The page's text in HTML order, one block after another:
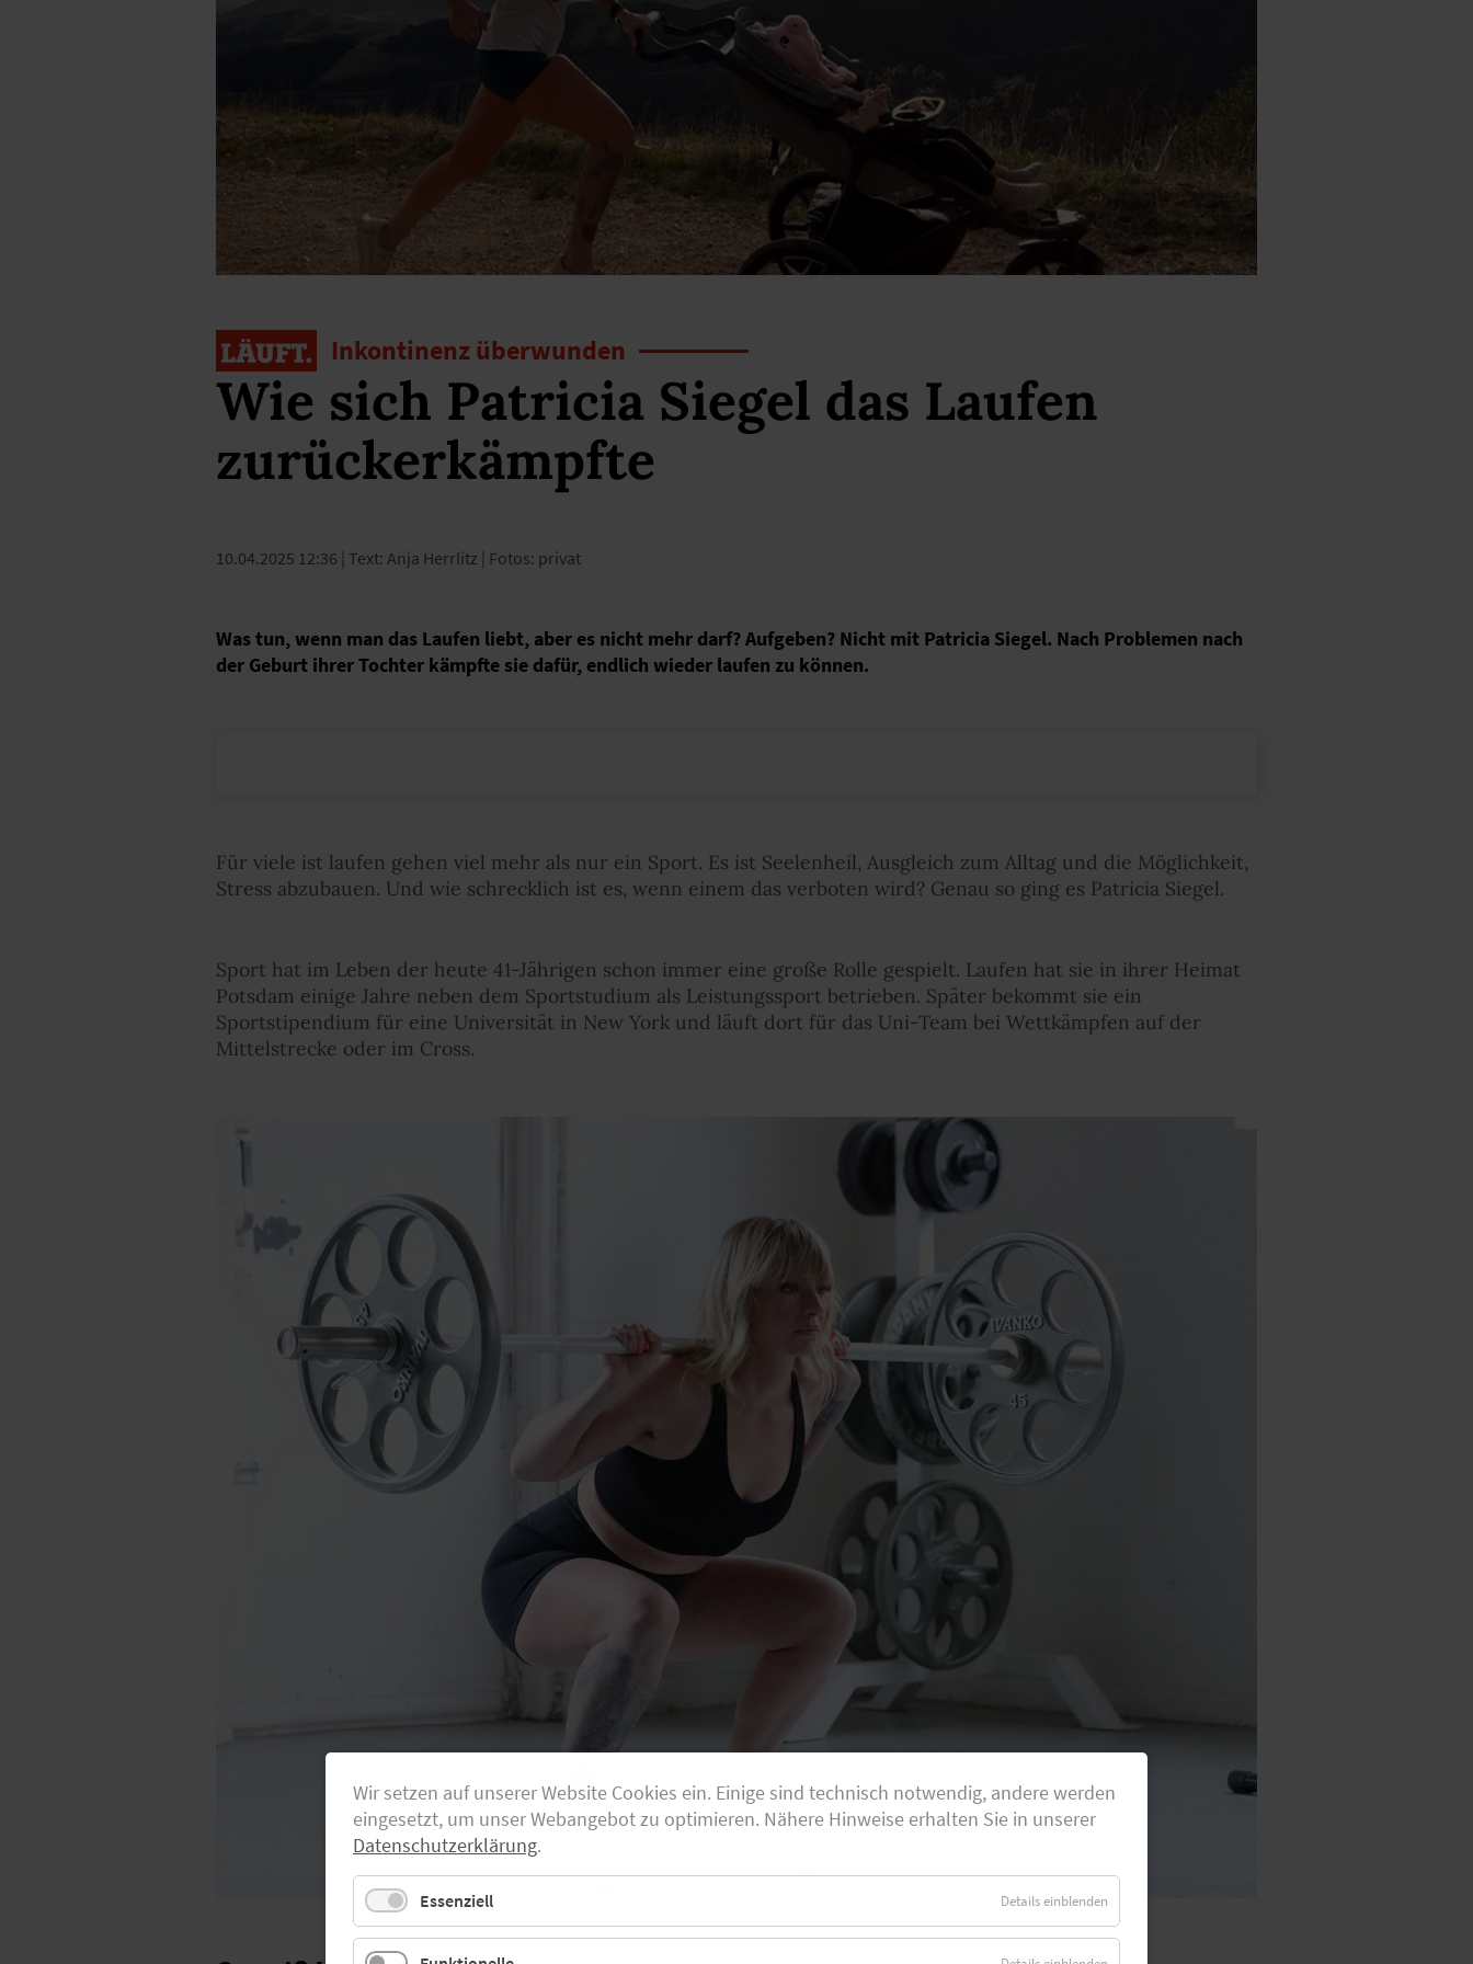
Inkontinenz überwunden
Wie sich Patricia Siegel das Laufen
zurückerkämpfte
10.04.2025 12:36 | Text: Anja Herrlitz | Fotos: privat
Was tun, wenn man das Laufen liebt, aber es nicht mehr darf? Aufgeben? Nicht mit Patricia Siegel. Nach Problemen nach
der Geburt ihrer Tochter kämpfte sie dafür, endlich wieder laufen zu können.
Für viele ist laufen gehen viel mehr als nur ein Sport. Es ist Seelenheil, Ausgleich zum Alltag und die Möglichkeit,
Stress abzubauen. Und wie schrecklich ist es, wenn einem das verboten wird? Genau so ging es Patricia Siegel.
Sport hat im Leben der heute 41-Jährigen schon immer eine große Rolle gespielt. Laufen hat sie in ihrer Heimat
Potsdam einige Jahre neben dem Sportstudium als Leistungssport betrieben. Später bekommt sie ein
Sportstipendium für eine Universität in New York und läuft dort für das Uni-Team bei Wettkämpfen auf der
Mittelstrecke oder im Cross.
Wir setzen auf unserer Website Cookies ein. Einige sind technisch notwendig, andere werden
eingesetzt, um unser Webangebot zu optimieren. Nähere Hinweise erhalten Sie in unserer
Datenschutzerklärung.
Essenziell Details einblenden